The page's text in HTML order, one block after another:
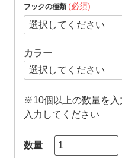
フックの種類 (必須)
カラー
※10個以上の数量を入
入力してください